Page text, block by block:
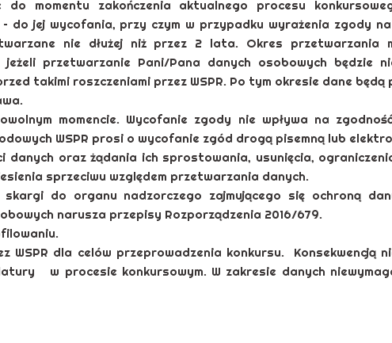
momentu zakończenia aktualnego procesu
do jej wycofania, przy czym w przypadku wyrażenia zgody
nie dłużej niż przez 2 lata. Okres przetwarzania
przetwarzanie Pani/Pana danych osobowych będzie
takimi roszczeniami przez WSPR. Po tym okresie dane
momencie. Wycofanie zgody nie wpływa na
WSPR prosi o wycofanie zgód drogą pisemną lub
danych oraz żądania ich sprostowania, usunięcia,
sprzeciwu względem przetwarzania danych.
do organu nadzorczego zajmującego się ochroną
narusza przepisy Rozporządzenia 2016/679.
WSPR dla celów przeprowadzenia konkursu. Konsekwencją
w procesie konkursowym. W zakresie danych